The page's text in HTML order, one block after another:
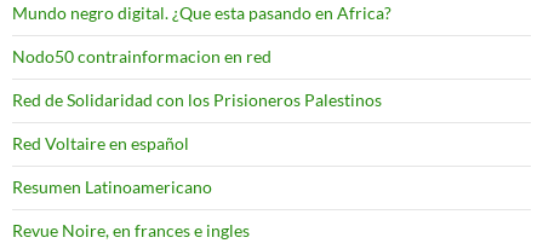
Mundo negro digital. ¿Que esta pasando en Africa?
Nodo50 contrainformacion en red
Red de Solidaridad con los Prisioneros Palestinos
Red Voltaire en español
Resumen Latinoamericano
Revue Noire, en frances e ingles